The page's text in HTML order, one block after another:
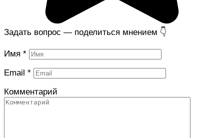
Задать вопрос — поделиться мнением 👇
Имя *
Email *
Комментарий